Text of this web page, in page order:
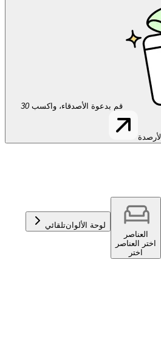
قم بدعوة الأصدقاء، واكسب 30
الأرصدة
العناصر
اختر العناصر
اختر
لوحة الألوانتلقائي